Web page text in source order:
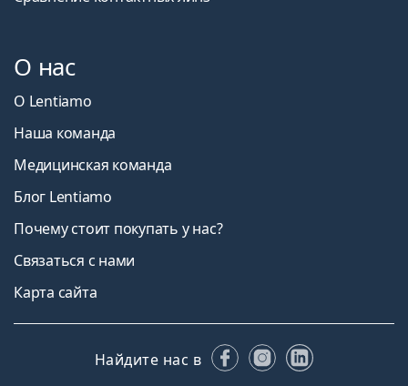
О нас
О Lentiamo
Наша команда
Медицинская команда
Блог Lentiamo
Почему стоит покупать у нас?
Связаться с нами
Карта сайта
Найдите нас в FacebookInstagram
LinkedIn